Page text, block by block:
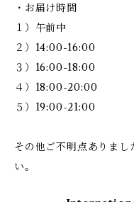
・お届け時間
１）午前中
２）14:00-16:00
３）16:00-18:00
４）18:00-20:00
５）19:00-21:00
その他ご不明点ありま
い。